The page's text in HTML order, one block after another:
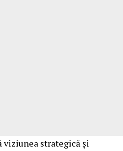
viziunea strategică și